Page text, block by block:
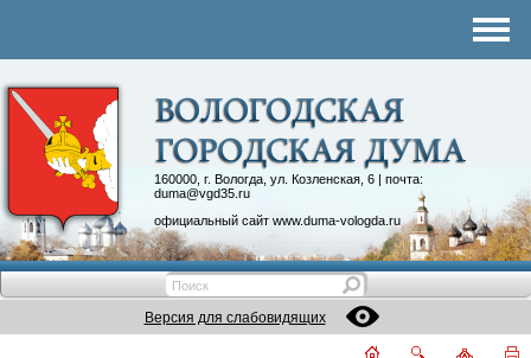
160000, г. Вологда, ул. Козленская, 6 | почта:
duma@vgd35.ru
официальный сайт www.duma-vologda.ru
Контакты
Депутатские объединения
Версия для слабовидящих